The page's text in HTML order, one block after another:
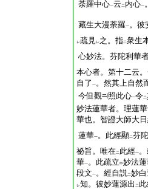
荼羅中心一云 二 内心一
藏生大漫荼羅一。彼
レ疏見レ之。指二衆生
心妙法。芬陀利華
本心者。第十二云
自了 一。然其上自然
今但觀
照此心一令二
妙法蓮華者。理蓮
華也。智證大師大
蓮華一。此經顯二芬
祕旨。唯在二 此經一
華一。此疏立中妙法
段文一。經自説二妙
レ知。彼妙蓮源出 二